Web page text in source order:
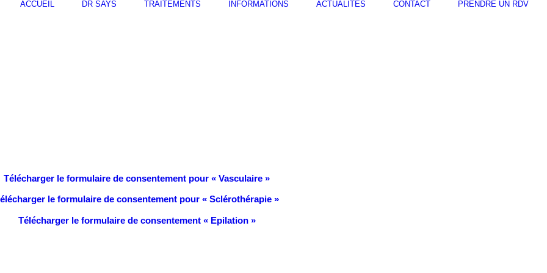
ACCUEIL DR SAYS TRAITEMENTS INFORMATIONS ACTUALITÉS CONTACT PRENDRE UN RDV
Télécharger le formulaire de consentement pour « Vasculaire »
le formulaire de consentement pour « Sclérothérapie »
Télécharger le formulaire de consentement « Epilation »